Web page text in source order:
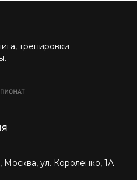
тренировки
Москва, ул. Короленко, 1А